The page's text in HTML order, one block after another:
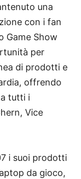
una
con i fan
Game Show
per
di prodotti e
offrendo
tutti i
Vice
i suoi prodotti
da gioco,